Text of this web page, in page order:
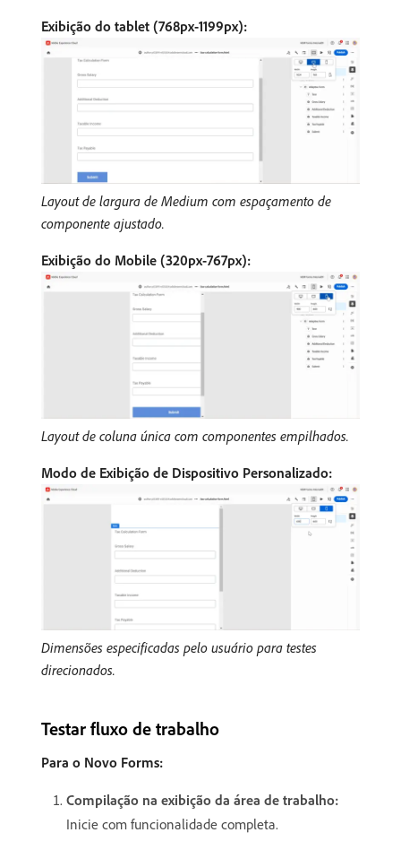
Exibição do tablet (768px-1199px):
Layout de largura de Medium com espaçamento de
componente ajustado.
Exibição do Mobile (320px-767px):
Layout de coluna única com componentes empilhados.
Modo de Exibição de Dispositivo Personalizado:
Dimensões especificadas pelo usuário para testes
direcionados.
Testar fluxo de trabalho
Para o Novo Forms:
Compilação na exibição da área de trabalho:
Inicie com funcionalidade completa.